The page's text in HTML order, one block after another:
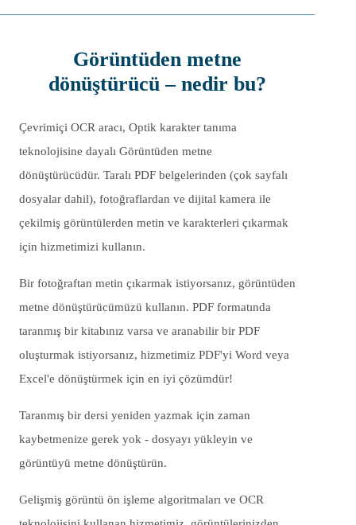
Görüntüden metne
dönüştürücü – nedir bu?
Çevrimiçi OCR aracı, Optik karakter tanıma
teknolojisine dayalı Görüntüden metne
dönüştürücüdür. Taralı PDF belgelerinden (çok sayfalı
dosyalar dahil), fotoğraflardan ve dijital kamera ile
çekilmiş görüntülerden metin ve karakterleri çıkarmak
için hizmetimizi kullanın.
Bir fotoğraftan metin çıkarmak istiyorsanız, görüntüden
metne dönüştürücümüzü kullanın. PDF formatında
taranmış bir kitabınız varsa ve aranabilir bir PDF
oluşturmak istiyorsanız, hizmetimiz PDF'yi Word veya
Excel'e dönüştürmek için en iyi çözümdür!
Taranmış bir dersi yeniden yazmak için zaman
kaybetmenize gerek yok - dosyayı yükleyin ve
görüntüyü metne dönüştürün.
Gelişmiş görüntü ön işleme algoritmaları ve OCR